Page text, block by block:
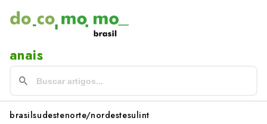
anais
brasilsudestenorte/nordestesulint